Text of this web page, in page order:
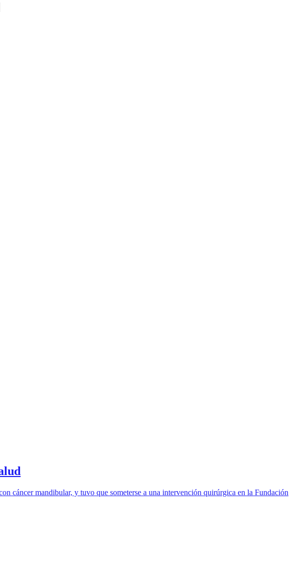
cáncer mandibular, y tuvo que someterse a una intervención quirúrgica en la Fundación